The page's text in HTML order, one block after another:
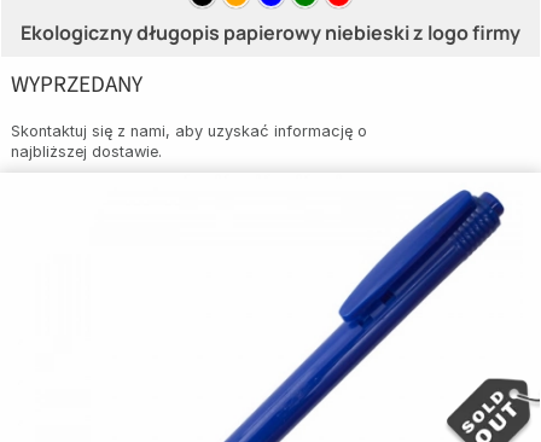
Ekologiczny długopis papierowy niebieski z logo firmy
WYPRZEDANY
Skontaktuj się z nami, aby uzyskać informację o
najbliższej dostawie.